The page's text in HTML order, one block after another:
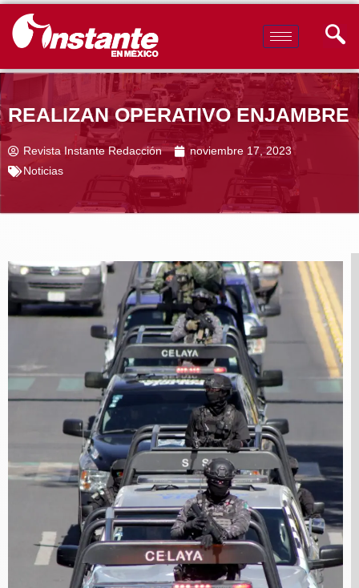
REALIZAN OPERATIVO ENJAMBRE
Revista Instante Redacción
noviembre 17, 2023
Noticias